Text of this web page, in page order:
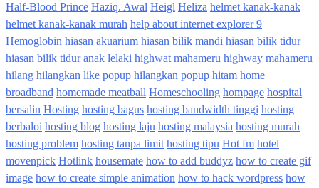
Half-Blood Prince Haziq. Awal Heigl Heliza helmet kanak-kanak
helmet kanak-kanak murah help about internet explorer 9
Hemoglobin hiasan akuarium hiasan bilik mandi hiasan bilik tidur
hiasan bilik tidur anak lelaki highwat mahameru highway mahameru
hilang hilangkan like popup hilangkan popup hitam home
broadband homemade meatball Homeschooling hompage hospital
bersalin Hosting hosting bagus hosting bandwidth tinggi hosting
berbaloi hosting blog hosting laju hosting malaysia hosting murah
hosting problem hosting tanpa limit hosting tipu Hot fm hotel
movenpick Hotlink housemate how to add buddyz how to create gif
image how to create simple animation how to hack wordpress how